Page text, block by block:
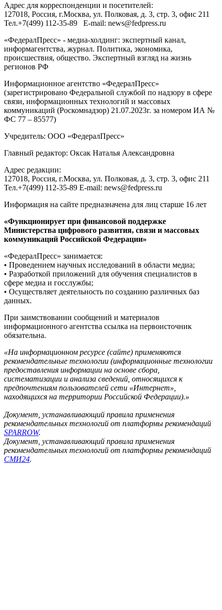
Адрес для корреспонденции и посетителей:
127018, Россия, г.Москва, ул. Полковая, д. 3, стр. 3, офис 211
Тел.+7(499) 112-35-89 E-mail: news@fedpress.ru
«ФедералПресс» - медиа-холдинг: экспертный канал,
информагентства, журнал. Политика, экономика,
происшествия, общество. Экспертный взгляд на жизнь
регионов РФ
Информационное агентство «ФедералПресс»
(зарегистрировано Федеральной службой по надзору в сфере
связи, информационных технологий и массовых
коммуникаций (Роскомнадзор) 21.07.2023г. за номером ИА №
ФС 77 – 85577)
Учредитель: ООО «ФедералПресс»
Главный редактор: Оксак Наталья Александровна
Адрес редакции:
127018, Россия, г.Москва, ул. Полковая, д. 3, стр. 3, офис 211
Тел.+7(499) 112-35-89 E-mail: news@fedpress.ru
Информация на сайте предназначена для лиц старше 16 лет
«Функционирует при финансовой поддержке
Министерства цифрового развития, связи и массовых
коммуникаций Российской Федерации»
«ФедералПресс» занимается:
• Проведением научных исследований в области медиа;
• Разработкой приложений для обучения специалистов в
сфере медиа и госслужбы;
• Осуществляет деятельность по созданию различных баз
данных.
При заимствовании сообщений и материалов
информационного агентства ссылка на первоисточник
обязательна.
«На информационном ресурсе (сайте) применяются
рекомендательные технологии (информационные технологии
предоставления информации на основе сбора,
систематизации и анализа сведений, относящихся к
предпочтениям пользователей сети «Интернет»,
находящихся на территории Российской Федерации).»
Документ, устанавливающий правила применения
рекомендательных технологий от платформы рекомендаций
SPARROW.
Документ, устанавливающий правила применения
рекомендательных технологий от платформы рекомендаций
СМИ24.